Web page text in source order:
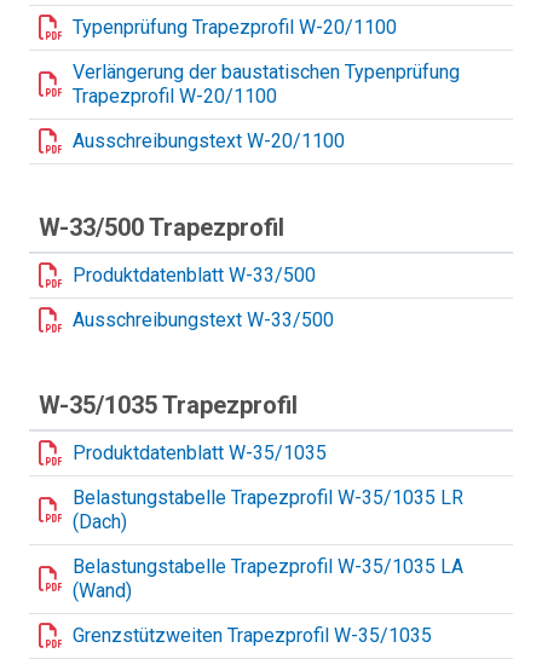
Typenprüfung Trapezprofil W-20/1100
Verlängerung der baustatischen Typenprüfung
Trapezprofil W-20/1100
Ausschreibungstext W-20/1100
W-33/500 Trapezprofil
Produktdatenblatt W-33/500
Ausschreibungstext W-33/500
W-35/1035 Trapezprofil
Produktdatenblatt W-35/1035
Belastungstabelle Trapezprofil W-35/1035 LR
(Dach)
Belastungstabelle Trapezprofil W-35/1035 LA
(Wand)
Grenzstützweiten Trapezprofil W-35/1035